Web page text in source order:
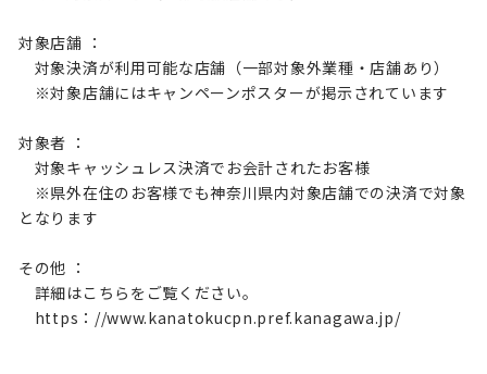
対象店舗 ：
対象決済が利用可能な店舗（一部対象外業種・店舗あり）
※対象店舗にはキャンペーンポスターが掲示されています
対象者 ：
対象キャッシュレス決済でお会計されたお客様
※県外在住のお客様でも神奈川県内対象店舗での決済で対象
となります
その他 ：
詳細はこちらをご覧ください。
https：//www.kanatokucpn.pref.kanagawa.jp/